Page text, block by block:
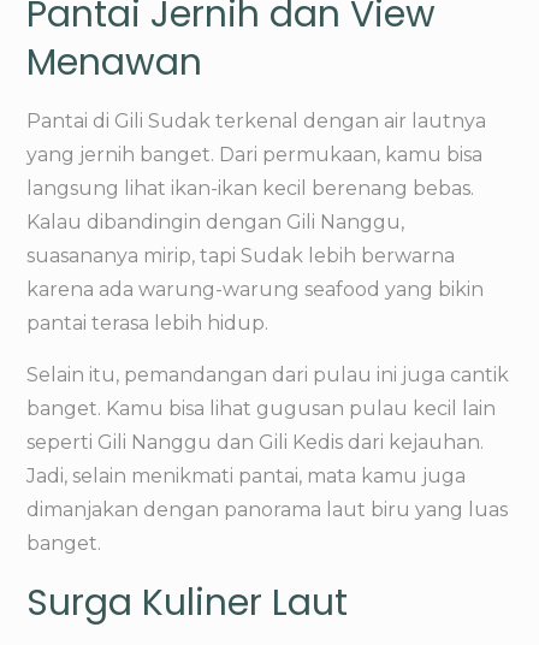
Pantai Jernih dan View
Menawan
Pantai di Gili Sudak terkenal dengan air lautnya
yang jernih banget. Dari permukaan, kamu bisa
langsung lihat ikan-ikan kecil berenang bebas.
Kalau dibandingin dengan Gili Nanggu,
suasananya mirip, tapi Sudak lebih berwarna
karena ada warung-warung seafood yang bikin
pantai terasa lebih hidup.
Selain itu, pemandangan dari pulau ini juga cantik
banget. Kamu bisa lihat gugusan pulau kecil lain
seperti Gili Nanggu dan Gili Kedis dari kejauhan.
Jadi, selain menikmati pantai, mata kamu juga
dimanjakan dengan panorama laut biru yang luas
banget.
Surga Kuliner Laut